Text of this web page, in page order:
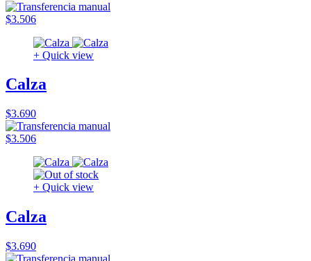
$3.506
+ Quick view
Calza
$3.690
$3.506
+ Quick view
Calza
$3.690